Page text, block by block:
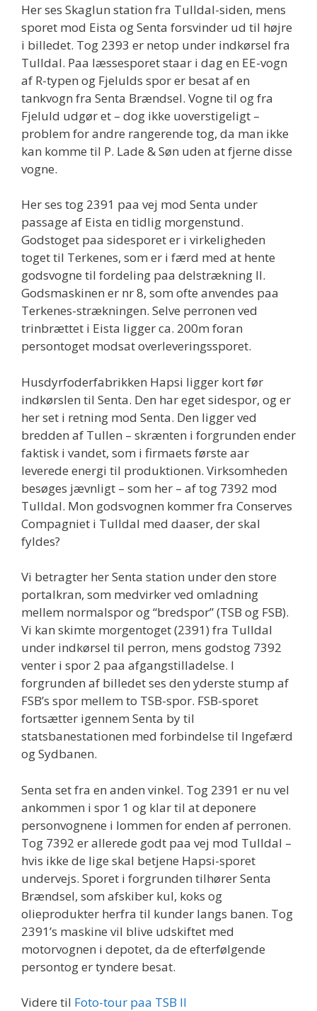
Her ses Skaglun station fra Tulldal-siden, mens
sporet mod Eista og Senta forsvinder ud til højre
i billedet. Tog 2393 er netop under indkørsel fra
Tulldal. Paa læssesporet staar i dag en EE-vogn
af R-typen og Fjelulds spor er besat af en
tankvogn fra Senta Brændsel. Vogne til og fra
Fjeluld udgør et – dog ikke uoverstigeligt –
problem for andre rangerende tog, da man ikke
kan komme til P. Lade & Søn uden at fjerne disse
vogne.
Her ses tog 2391 paa vej mod Senta under
passage af Eista en tidlig morgenstund.
Godstoget paa sidesporet er i virkeligheden
toget til Terkenes, som er i færd med at hente
godsvogne til fordeling paa delstrækning II.
Godsmaskinen er nr 8, som ofte anvendes paa
Terkenes-strækningen. Selve perronen ved
trinbrættet i Eista ligger ca. 200m foran
persontoget modsat overleveringssporet.
Husdyrfoderfabrikken Hapsi ligger kort før
indkørslen til Senta. Den har eget sidespor, og er
her set i retning mod Senta. Den ligger ved
bredden af Tullen – skrænten i forgrunden ender
faktisk i vandet, som i firmaets første aar
leverede energi til produktionen. Virksomheden
besøges jævnligt – som her – af tog 7392 mod
Tulldal. Mon godsvognen kommer fra Conserves
Compagniet i Tulldal med daaser, der skal
fyldes?
Vi betragter her Senta station under den store
portalkran, som medvirker ved omladning
mellem normalspor og “bredspor” (TSB og FSB).
Vi kan skimte morgentoget (2391) fra Tulldal
under indkørsel til perron, mens godstog 7392
venter i spor 2 paa afgangstilladelse. I
forgrunden af billedet ses den yderste stump af
FSB’s spor mellem to TSB-spor. FSB-sporet
fortsætter igennem Senta by til
statsbanestationen med forbindelse til Ingefærd
og Sydbanen.
Senta set fra en anden vinkel. Tog 2391 er nu vel
ankommen i spor 1 og klar til at deponere
personvognene i lommen for enden af perronen.
Tog 7392 er allerede godt paa vej mod Tulldal –
hvis ikke de lige skal betjene Hapsi-sporet
undervejs. Sporet i forgrunden tilhører Senta
Brændsel, som afskiber kul, koks og
olieprodukter herfra til kunder langs banen. Tog
2391’s maskine vil blive udskiftet med
motorvognen i depotet, da de efterfølgende
persontog er tyndere besat.
Videre til Foto-tour paa TSB II